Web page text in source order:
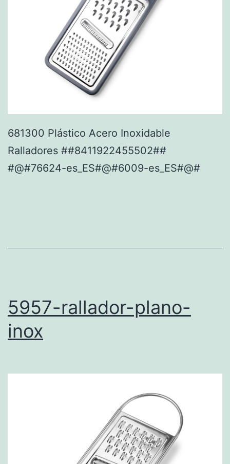
681300 Plástico Acero Inoxidable
Ralladores ##8411922455502##
#@#76624-es_ES#@#6009-es_ES#@#
5957-rallador-plano-
inox